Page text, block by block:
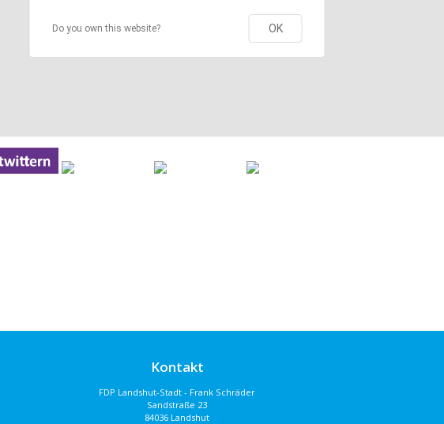
Do you own this website? OK
Kontakt
FDP Landshut-Stadt - Frank Schräder
Sandstraße 23
84036 Landshut